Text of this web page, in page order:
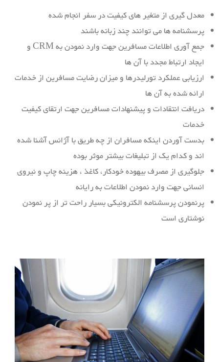
معدل گیری از متغیر های کیفیت در سفر انجام شده
پرسشنامه ها می توانند چند زبانه باشند
جمع آوری اطلاعات مسافرین جهت وارد نمودن به CRM و
ایجاد ارتباط مجدد با آن ها
ارزیابی عملکرد تورلیدرها و میزان رضایت مسافرین از خدمات
ارائه شده به آن ها
دریافت انتقادات و پیشنهادات مسافرین جهت ارتقای کیفیت
خدمات
بدست آوردن اینکه مسافران از چه طریق با آژانس آشنا شده
اند و کدام یک از تبلیغات بیشتر موثر بوده
جلوگیری از مصرف بیهوده خودکار، کاغذ ، هزینه چاپ و نیروی
انسانی جهت وارد نمودن اطلاعات به رایانه
پرنمودن پرسشنامه الکترونیکی بسیار راحت تر از پر نمودن
نوشتاری است